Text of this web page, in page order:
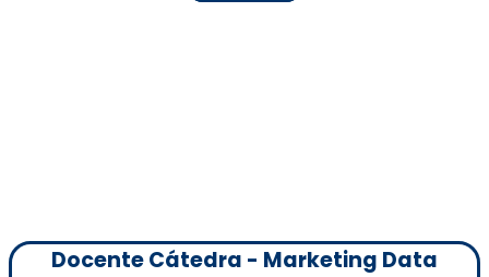
Docente Cátedra - Marketing Data